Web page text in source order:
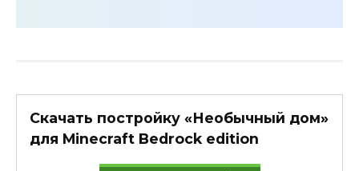
Скачать постройку «Необычный дом»
для Minecraft Bedrock edition